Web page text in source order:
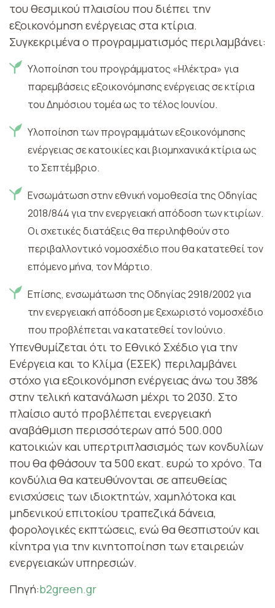
του θεσμικού πλαισίου που διέπει την
εξοικονόμηση ενέργειας στα κτίρια.
Συγκεκριμένα ο προγραμματισμός περιλαμβάνει:
Υλοποίηση του προγράμματος «Ηλέκτρα» για
παρεμβάσεις εξοικονόμησης ενέργειας σε κτίρια
του Δημόσιου τομέα ως το τέλος Ιουνίου.
Υλοποίηση των προγραμμάτων εξοικονόμησης
ενέργειας σε κατοικίες και βιομηχανικά κτίρια ως
το Σεπτέμβριο.
Ενσωμάτωση στην εθνική νομοθεσία της Οδηγίας
2018/844 για την ενεργειακή απόδοση των κτιρίων.
Οι σχετικές διατάξεις θα περιληφθούν στο
περιβαλλοντικό νομοσχέδιο που θα κατατεθεί τον
επόμενο μήνα, τον Μάρτιο.
Επίσης, ενσωμάτωση της Οδηγίας 2918/2002 για
την ενεργειακή απόδοση με ξεχωριστό νομοσχέδιο
που προβλέπεται να κατατεθεί τον Ιούνιο.
Υπενθυμίζεται ότι το Εθνικό Σχέδιο για την
Ενέργεια και το Κλίμα (ΕΣΕΚ) περιλαμβάνει
στόχο για εξοικονόμηση ενέργειας άνω του 38%
στην τελική κατανάλωση μέχρι το 2030. Στο
πλαίσιο αυτό προβλέπεται ενεργειακή
αναβάθμιση περισσότερων από 500.000
κατοικιών και υπερτριπλασισμός των κονδυλίων
που θα φθάσουν τα 500 εκατ. ευρώ το χρόνο. Τα
κονδύλια θα κατευθύνονται σε απευθείας
ενισχύσεις των ιδιοκτητών, χαμηλότοκα και
μηδενικού επιτοκίου τραπεζικά δάνεια,
φορολογικές εκπτώσεις, ενώ θα θεσπιστούν και
κίνητρα για την κινητοποίηση των εταιρειών
ενεργειακών υπηρεσιών.
Πηγή:b2green.gr